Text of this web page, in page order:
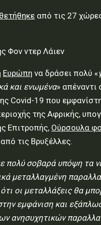
από τις 27
Φον ντερ Λάιεν
Ευρώπη να δράσει πολύ «
και ενωμένα» απέναντι
Covid-19 που
της Αφρικής,
Επιτροπής, Ούρσουλα
τις Βρυξέλλες.
πολύ σοβαρά υπόψη τα
μεταλλαγμένη
οι μεταλλάξεις θα
εμφάνιση και
ανησυχητικών